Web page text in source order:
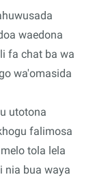
waedona
fa chat ba wa
wa'omasida
utotona
falimosa
tola lela
nia bua waya